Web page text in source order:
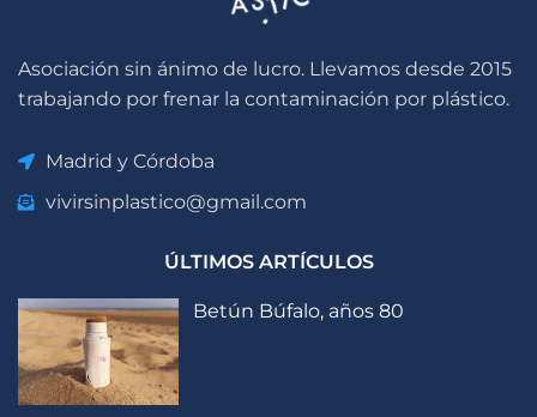
Asociación sin ánimo de lucro. Llevamos desde 2015
trabajando por frenar la contaminación por plástico.
Madrid y Córdoba
vivirsinplastico@gmail.com
ÚLTIMOS ARTÍCULOS
Betún Búfalo, años 80